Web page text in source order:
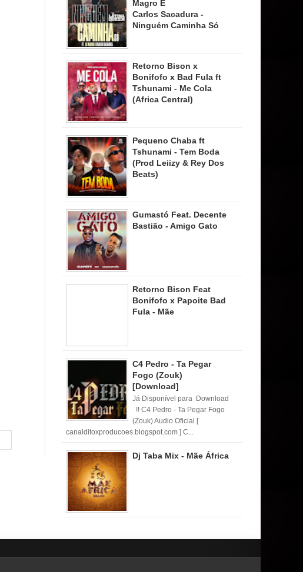
Magro E
Carlos Sacadura -
Ninguém Caminha Só
Retorno Bison x
Bonifofo x Bad Fula ft
Tshunami - Me Cola
(Africa Central)
Pequeno Chaba ft
Tshunami - Tem Boda
(Prod Leiizy & Rey Dos
Beats)
Gumastó Feat. Decente
Bastião - Amigo Gato
Retorno Bison Feat
Bonifofo x Papoite Bad
Fula - Mãe
C4 Pedro - Ta Pegar
Fogo (Zouk)
[Download]
Já Disponível para Download
!! C4 Pedro - Ta Pegar Fogo
(Zouk) Audio Oficial [
canalditoxproducoes.blogspot.com ] C...
Dj Taba Mix - Mãe África